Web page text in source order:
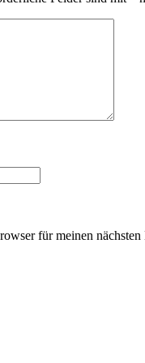
für meinen